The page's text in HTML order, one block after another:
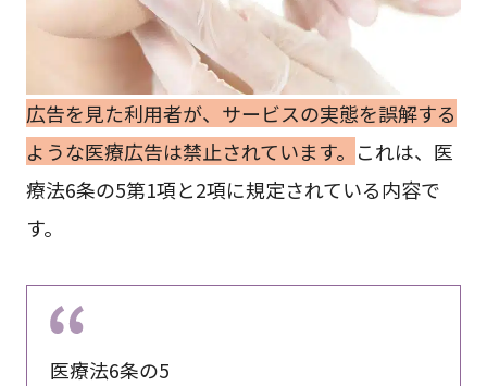
広告を見た利用者が、サービスの実態を誤解する
ような医療広告は禁止されています。 これは、医
療法6条の5第1項と2項に規定されている内容で
す。
医療法6条の5